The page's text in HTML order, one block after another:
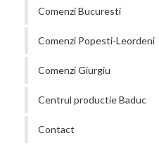
Comenzi Bucuresti
Comenzi Popesti-Leordeni
Comenzi Giurgiu
Centrul productie Baduc
Contact